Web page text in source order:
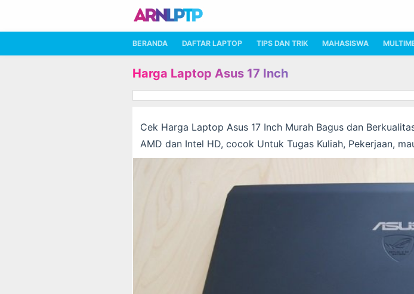
BERANDA DAFTAR LAPTOP TIPS DAN TRIK MAHASISWA
Harga Laptop Asus 17 Inch
Cek Harga Laptop Asus 17 Inch Murah Bagus dan
AMD dan Intel HD, cocok Untuk Tugas Kuliah, Pekerjaan,